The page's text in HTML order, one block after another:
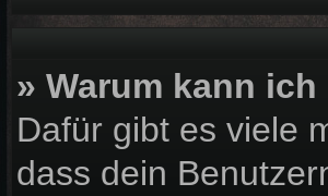
» Warum kann
Dafür gibt es viele
dass dein